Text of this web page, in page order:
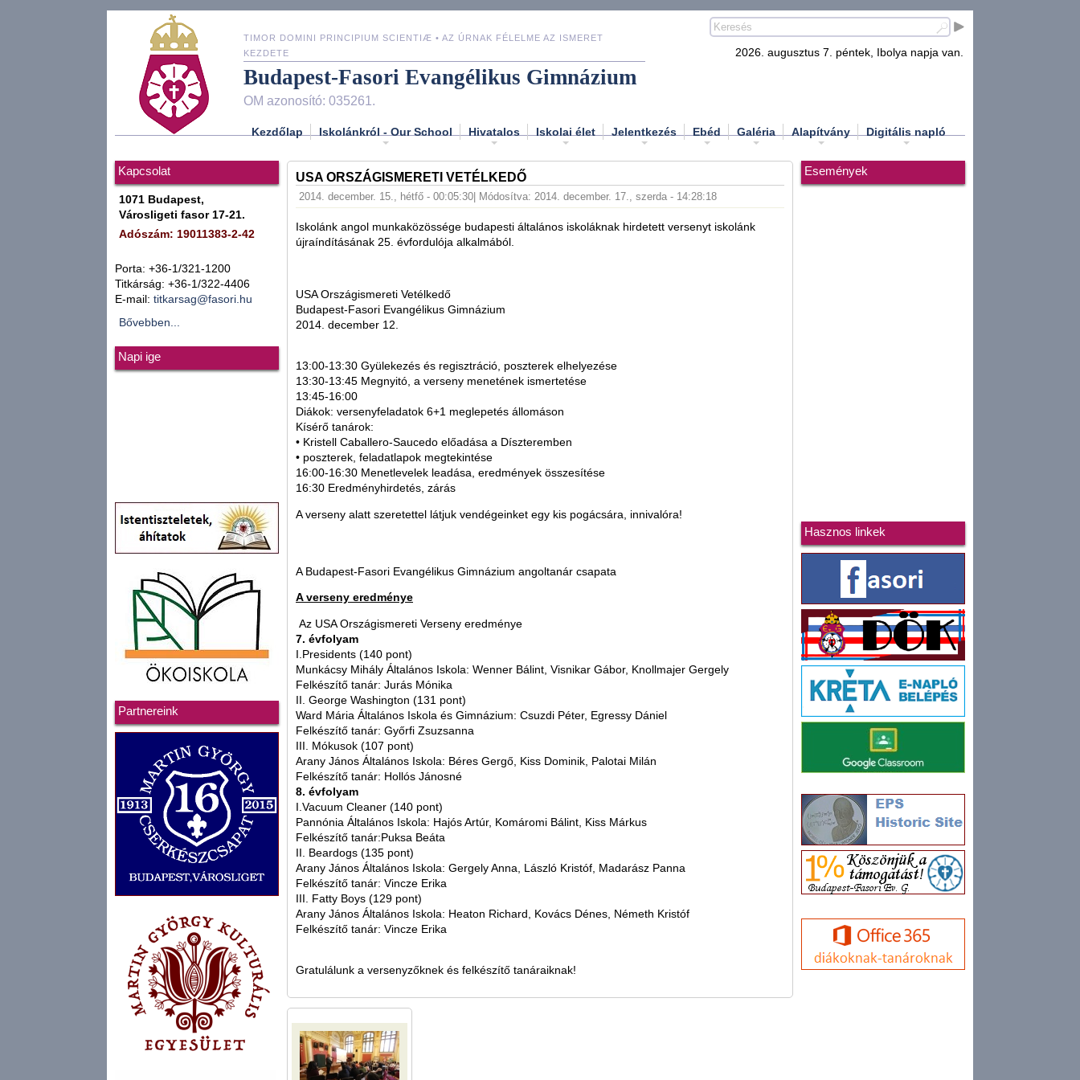
TIMOR DOMINI PRINCIPIUM SCIENTIÆ • AZ ÚRNAK FÉLELME AZ ISMERET
KEZDETE
Budapest-Fasori Evangélikus Gimnázium
OM azonosító: 035261.
2026. augusztus 7. péntek, Ibolya napja van.
Kezdőlap Iskolánkról - Our School Hivatalos Iskolai élet Jelentkezés Ebéd Galéria Alapítvány Digitális napló
Kapcsolat
1071 Budapest,
Városligeti fasor 17-21.
Adószám: 19011383-2-42
Porta: +36-1/321-1200
Titkárság: +36-1/322-4406
E-mail: titkarsag@fasori.hu
Bővebben...
Napi ige
Partnereink
USA ORSZÁGISMERETI VETÉLKEDŐ
2014. december. 15., hétfő - 00:05:30 | Módosítva: 2014. december. 17., szerda - 14:28:18
Iskolánk angol munkaközössége budapesti általános iskoláknak hirdetett versenyt iskolánk
újraíndításának 25. évfordulója alkalmából.
USA Országismereti Vetélkedő
Budapest-Fasori Evangélikus Gimnázium
2014. december 12.
13:00-13:30 Gyülekezés és regisztráció, poszterek elhelyezése
13:30-13:45 Megnyitó, a verseny menetének ismertetése
13:45-16:00
Diákok: versenyfeladatok 6+1 meglepetés állomáson
Kísérő tanárok:
• Kristell Caballero-Saucedo előadása a Díszteremben
• poszterek, feladatlapok megtekintése
16:00-16:30 Menetlevelek leadása, eredmények összesítése
16:30 Eredményhirdetés, zárás
A verseny alatt szeretettel látjuk vendégeinket egy kis pogácsára, innivalóra!
A Budapest-Fasori Evangélikus Gimnázium angoltanár csapata
A verseny eredménye
Az USA Országismereti Verseny eredménye
7. évfolyam
I.Presidents (140 pont)
Munkácsy Mihály Általános Iskola: Wenner Bálint, Visnikar Gábor, Knollmajer Gergely
Felkészítő tanár: Jurás Mónika
II. George Washington (131 pont)
Ward Mária Általános Iskola és Gimnázium: Csuzdi Péter, Egressy Dániel
Felkészítő tanár: Győrfi Zsuzsanna
III. Mókusok (107 pont)
Arany János Általános Iskola: Béres Gergő, Kiss Dominik, Palotai Milán
Felkészítő tanár: Hollós Jánosné
8. évfolyam
I.Vacuum Cleaner (140 pont)
Pannónia Általános Iskola: Hajós Artúr, Komáromi Bálint, Kiss Márkus
Felkészítő tanár:Puksa Beáta
II. Beardogs (135 pont)
Arany János Általános Iskola: Gergely Anna, László Kristóf, Madarász Panna
Felkészítő tanár: Vincze Erika
III. Fatty Boys (129 pont)
Arany János Általános Iskola: Heaton Richard, Kovács Dénes, Németh Kristóf
Felkészítő tanár: Vincze Erika
Gratulálunk a versenyzőknek és felkészítő tanáraiknak!
Események
Hasznos linkek